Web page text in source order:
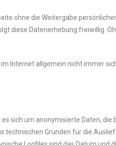
ohne die Weitergabe
diese Datenerhebung freiwillig.
Internet allgemein nicht immer
es sich um anonymisierte Daten,
technischen Gründen für die